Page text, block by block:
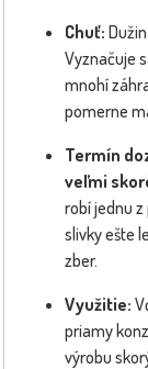
Chuť:
Vyznačuje
mnohí
pomerne
Termín
veľmi
robí jednu
slivky ešte
zber.
Využitie:
priamy
výrobu